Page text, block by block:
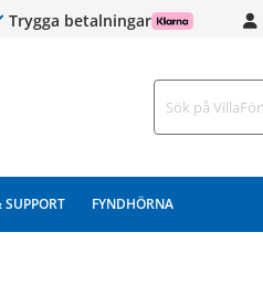
Trygga betalningar
SUPPORT FYNDHÖRNA